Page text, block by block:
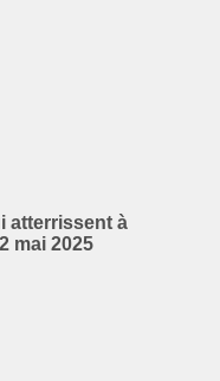
atterrissent à
mai 2025